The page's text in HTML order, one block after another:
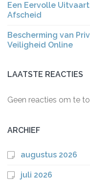
Een Eervolle
Afscheid
Bescherming van
Veiligheid Online
LAATSTE REACTIES
Geen reacties om te
ARCHIEF
augustus 2026
juli 2026